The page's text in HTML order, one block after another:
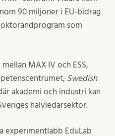
90 miljoner i EU-bidrag
som
MAX IV och ESS,
Swedish
akademi och industri kan
halvledarsektor.
experimentlabb EduLab